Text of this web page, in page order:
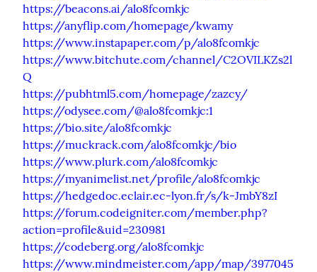
https://beacons.ai/alo8fcomkjc
https://anyflip.com/homepage/kwamy
https://www.instapaper.com/p/alo8fcomkjc
https://www.bitchute.com/channel/C2OVILKZs2l
Q
https://pubhtml5.com/homepage/zazcy/
https://odysee.com/@alo8fcomkjc:1
https://bio.site/alo8fcomkjc
https://muckrack.com/alo8fcomkjc/bio
https://www.plurk.com/alo8fcomkjc
https://myanimelist.net/profile/alo8fcomkjc
https://hedgedoc.eclair.ec-lyon.fr/s/k-JmbY8zI
https://forum.codeigniter.com/member.php?
action=profile&uid=230981
https://codeberg.org/alo8fcomkjc
https://www.mindmeister.com/app/map/3977045